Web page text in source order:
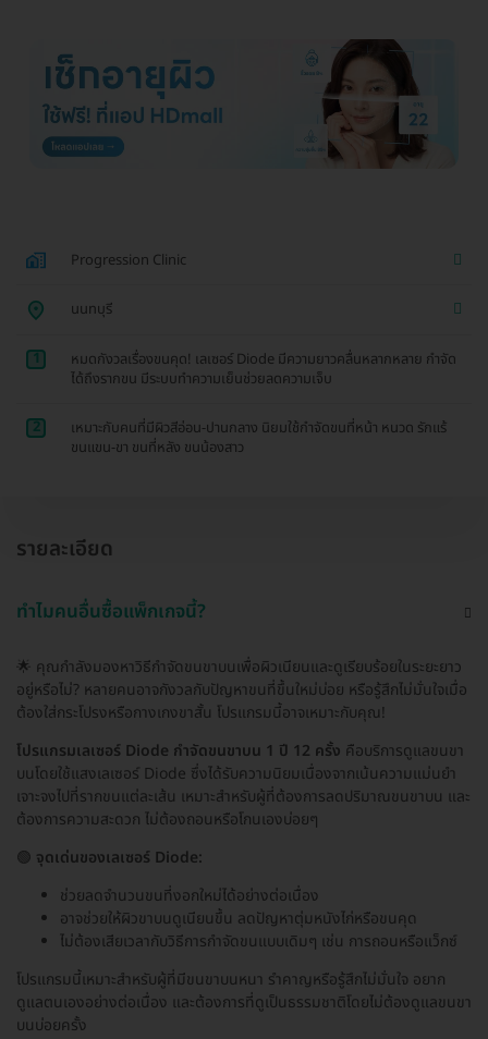
Progression Clinic
นนทบุรี
1
หมดกังวลเรื่องขนคุด! เลเซอร์ Diode มีความยาวคลื่นหลากหลาย กำจัด
ได้ถึงรากขน มีระบบทำความเย็นช่วยลดความเจ็บ
2
เหมาะกับคนที่มีผิวสีอ่อน-ปานกลาง นิยมใช้กำจัดขนที่หน้า หนวด รักแร้
ขนแขน-ขา ขนที่หลัง ขนน้องสาว
รายละเอียด
ทำไมคนอื่นซื้อแพ็กเกจนี้?
🌟 คุณกำลังมองหาวิธีกำจัดขนขาบนเพื่อผิวเนียนและดูเรียบร้อยในระยะยาว
อยู่หรือไม่? หลายคนอาจกังวลกับปัญหาขนที่ขึ้นใหม่บ่อย หรือรู้สึกไม่มั่นใจเมื่อ
ต้องใส่กระโปรงหรือกางเกงขาสั้น โปรแกรมนี้อาจเหมาะกับคุณ!
โปรแกรมเลเซอร์ Diode กำจัดขนขาบน 1 ปี 12 ครั้ง คือบริการดูแลขนขา
บนโดยใช้แสงเลเซอร์ Diode ซึ่งได้รับความนิยมเนื่องจากเน้นความแม่นยำ
เจาะจงไปที่รากขนแต่ละเส้น เหมาะสำหรับผู้ที่ต้องการลดปริมาณขนขาบน และ
ต้องการความสะดวก ไม่ต้องถอนหรือโกนเองบ่อยๆ
🟢 จุดเด่นของเลเซอร์ Diode:
ช่วยลดจำนวนขนที่งอกใหม่ได้อย่างต่อเนื่อง
อาจช่วยให้ผิวขาบนดูเนียนขึ้น ลดปัญหาตุ่มหนังไก่หรือขนคุด
ไม่ต้องเสียเวลากับวิธีการกำจัดขนแบบเดิมๆ เช่น การถอนหรือแว็กซ์
โปรแกรมนี้เหมาะสำหรับผู้ที่มีขนขาบนหนา รำคาญหรือรู้สึกไม่มั่นใจ อยาก
ดูแลตนเองอย่างต่อเนื่อง และต้องการที่ดูเป็นธรรมชาติโดยไม่ต้องดูแลขนขา
บนบ่อยครั้ง